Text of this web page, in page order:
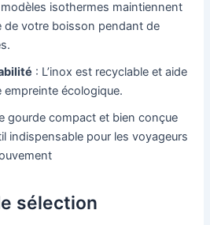
isothermes maintiennent
de votre boisson pendant de
: L’inox est recyclable et aide
empreinte écologique.
gourde compact et bien conçue
indispensable pour les voyageurs
sélection